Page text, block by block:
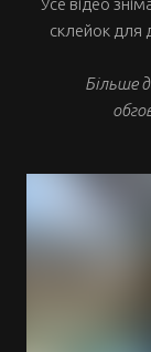
Усе відео
склейок для
Більше